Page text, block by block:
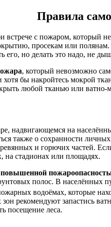
Правила
с пожаром, который
просекам или
его, но делать это надо, не
, который невозможно
бы накройтесь мокрой
любой тканью или ватно-
надвигающемся на
также о сохранности
и горючих частей.
на стадионах или площадях.
повышенной
полос. В населённых
водоёмах, которые
рекомендуют запастись
посещение леса.